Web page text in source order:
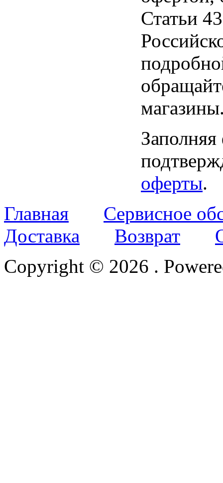
Статьи
оферты.
Главная
Сервисное
Доставка
Возврат
Copyright © 2026 .